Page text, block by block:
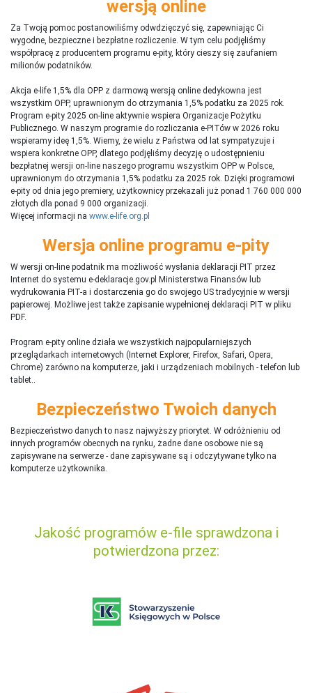
wersją online
Za Twoją pomoc postanowiliśmy odwdzięczyć się, zapewniając Ci
wygodne, bezpieczne i bezpłatne rozliczenie. W tym celu podjęliśmy
współpracę z producentem programu e-pity, który cieszy się zaufaniem
milionów podatników.
Akcja e-life 1,5% dla OPP z darmową wersją online dedykowna jest
wszystkim OPP, uprawnionym do otrzymania 1,5% podatku za 2025 rok.
Program e-pity 2025 on-line aktywnie wspiera Organizacje Pożytku
Publicznego. W naszym programie do rozliczania e-PITów w 2026 roku
wspieramy ideę 1,5%. Wiemy, że wielu z Państwa od lat sympatyzuje i
wspiera konkretne OPP, dlatego podjęliśmy decyzję o udostępnieniu
bezpłatnej wersji on-line naszego programu wszystkim OPP w Polsce,
uprawnionym do otrzymania 1,5% podatku za 2025 rok. Dzięki programowi
e-pity od dnia jego premiery, użytkownicy przekazali już ponad 1 760 000 000
złotych dla ponad 9 000 organizacji.
Więcej informacji na www.e-life.org.pl
Wersja online programu e-pity
W wersji on-line podatnik ma możliwość wysłania deklaracji PIT przez
Internet do systemu e-deklaracje.gov.pl Ministerstwa Finansów lub
wydrukowania PIT-a i dostarczenia go do swojego US tradycyjnie w wersji
papierowej. Możliwe jest także zapisanie wypełnionej deklaracji PIT w pliku
PDF.
Program e-pity online działa we wszystkich najpopularniejszych
przeglądarkach internetowych (Internet Explorer, Firefox, Safari, Opera,
Chrome) zarówno na komputerze, jaki i urządzeniach mobilnych - telefon lub
tablet..
Bezpieczeństwo Twoich danych
Bezpieczeństwo danych to nasz najwyższy priorytet. W odróżnieniu od
innych programów obecnych na rynku, żadne dane osobowe nie są
zapisywane na serwerze - dane zapisywane są i odczytywane tylko na
komputerze użytkownika.
Jakość programów e-file sprawdzona i
potwierdzona przez: